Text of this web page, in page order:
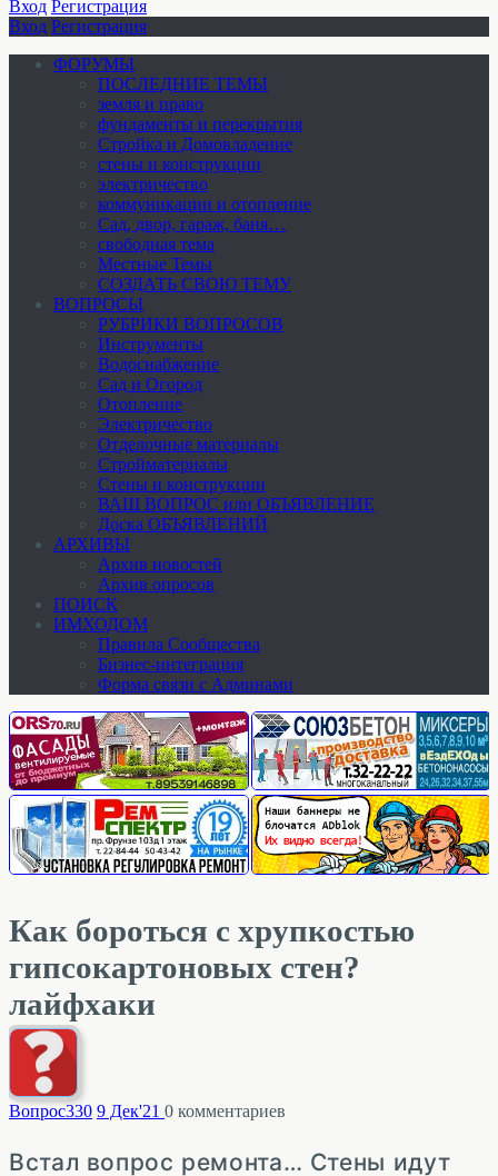
Вход Регистрация
Вход Регистрация
ФОРУМЫ
ПОСЛЕДНИЕ ТЕМЫ
земля и право
фундаменты и перекрытия
Стройка и Домовладение
стены и конструкции
электричество
коммуникации и отопление
Cад, двор, гараж, баня…
свободная тема
Местные Темы
СОЗДАТЬ СВОЮ ТЕМУ
ВОПРОСЫ
РУБРИКИ ВОПРОСОВ
Инструменты
Водоснабжение
Сад и Огород
Отопление
Электричество
Отделочные материалы
Стройматериалы
Стены и конструкции
ВАШ ВОПРОС или ОБЪЯВЛЕНИЕ
Доска ОБЪЯВЛЕНИЙ
АРХИВЫ
Архив новостей
Архив опросов
ПОИСК
ИМХОДОМ
Правила Сообщества
Бизнес-интеграция
Форма связи с Админами
Как бороться с хрупкостью
гипсокартоновых стен?
лайфхаки
Вопрос330 9 Дек'21 0 комментариев
Встал вопрос ремонта… Стены идут